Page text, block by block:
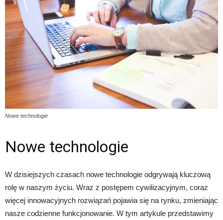
Nowe technologie
Nowe technologie
W dzisiejszych czasach nowe technologie odgrywają kluczową
rolę w naszym życiu. Wraz z postępem cywilizacyjnym, coraz
więcej innowacyjnych rozwiązań pojawia się na rynku, zmieniając
nasze codzienne funkcjonowanie. W tym artykule przedstawimy